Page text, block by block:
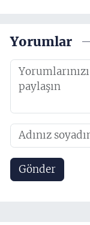
Yorumlar
Gönder